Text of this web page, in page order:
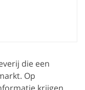
die een
Op